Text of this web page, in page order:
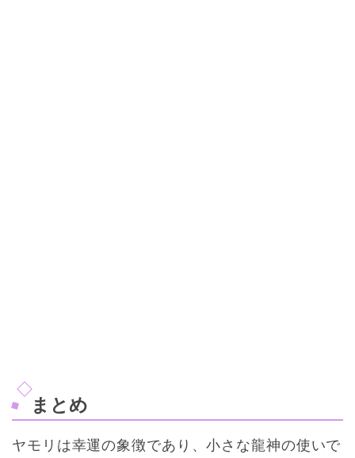
まとめ
ヤモリは幸運の象徴であり、小さな龍神の使いで